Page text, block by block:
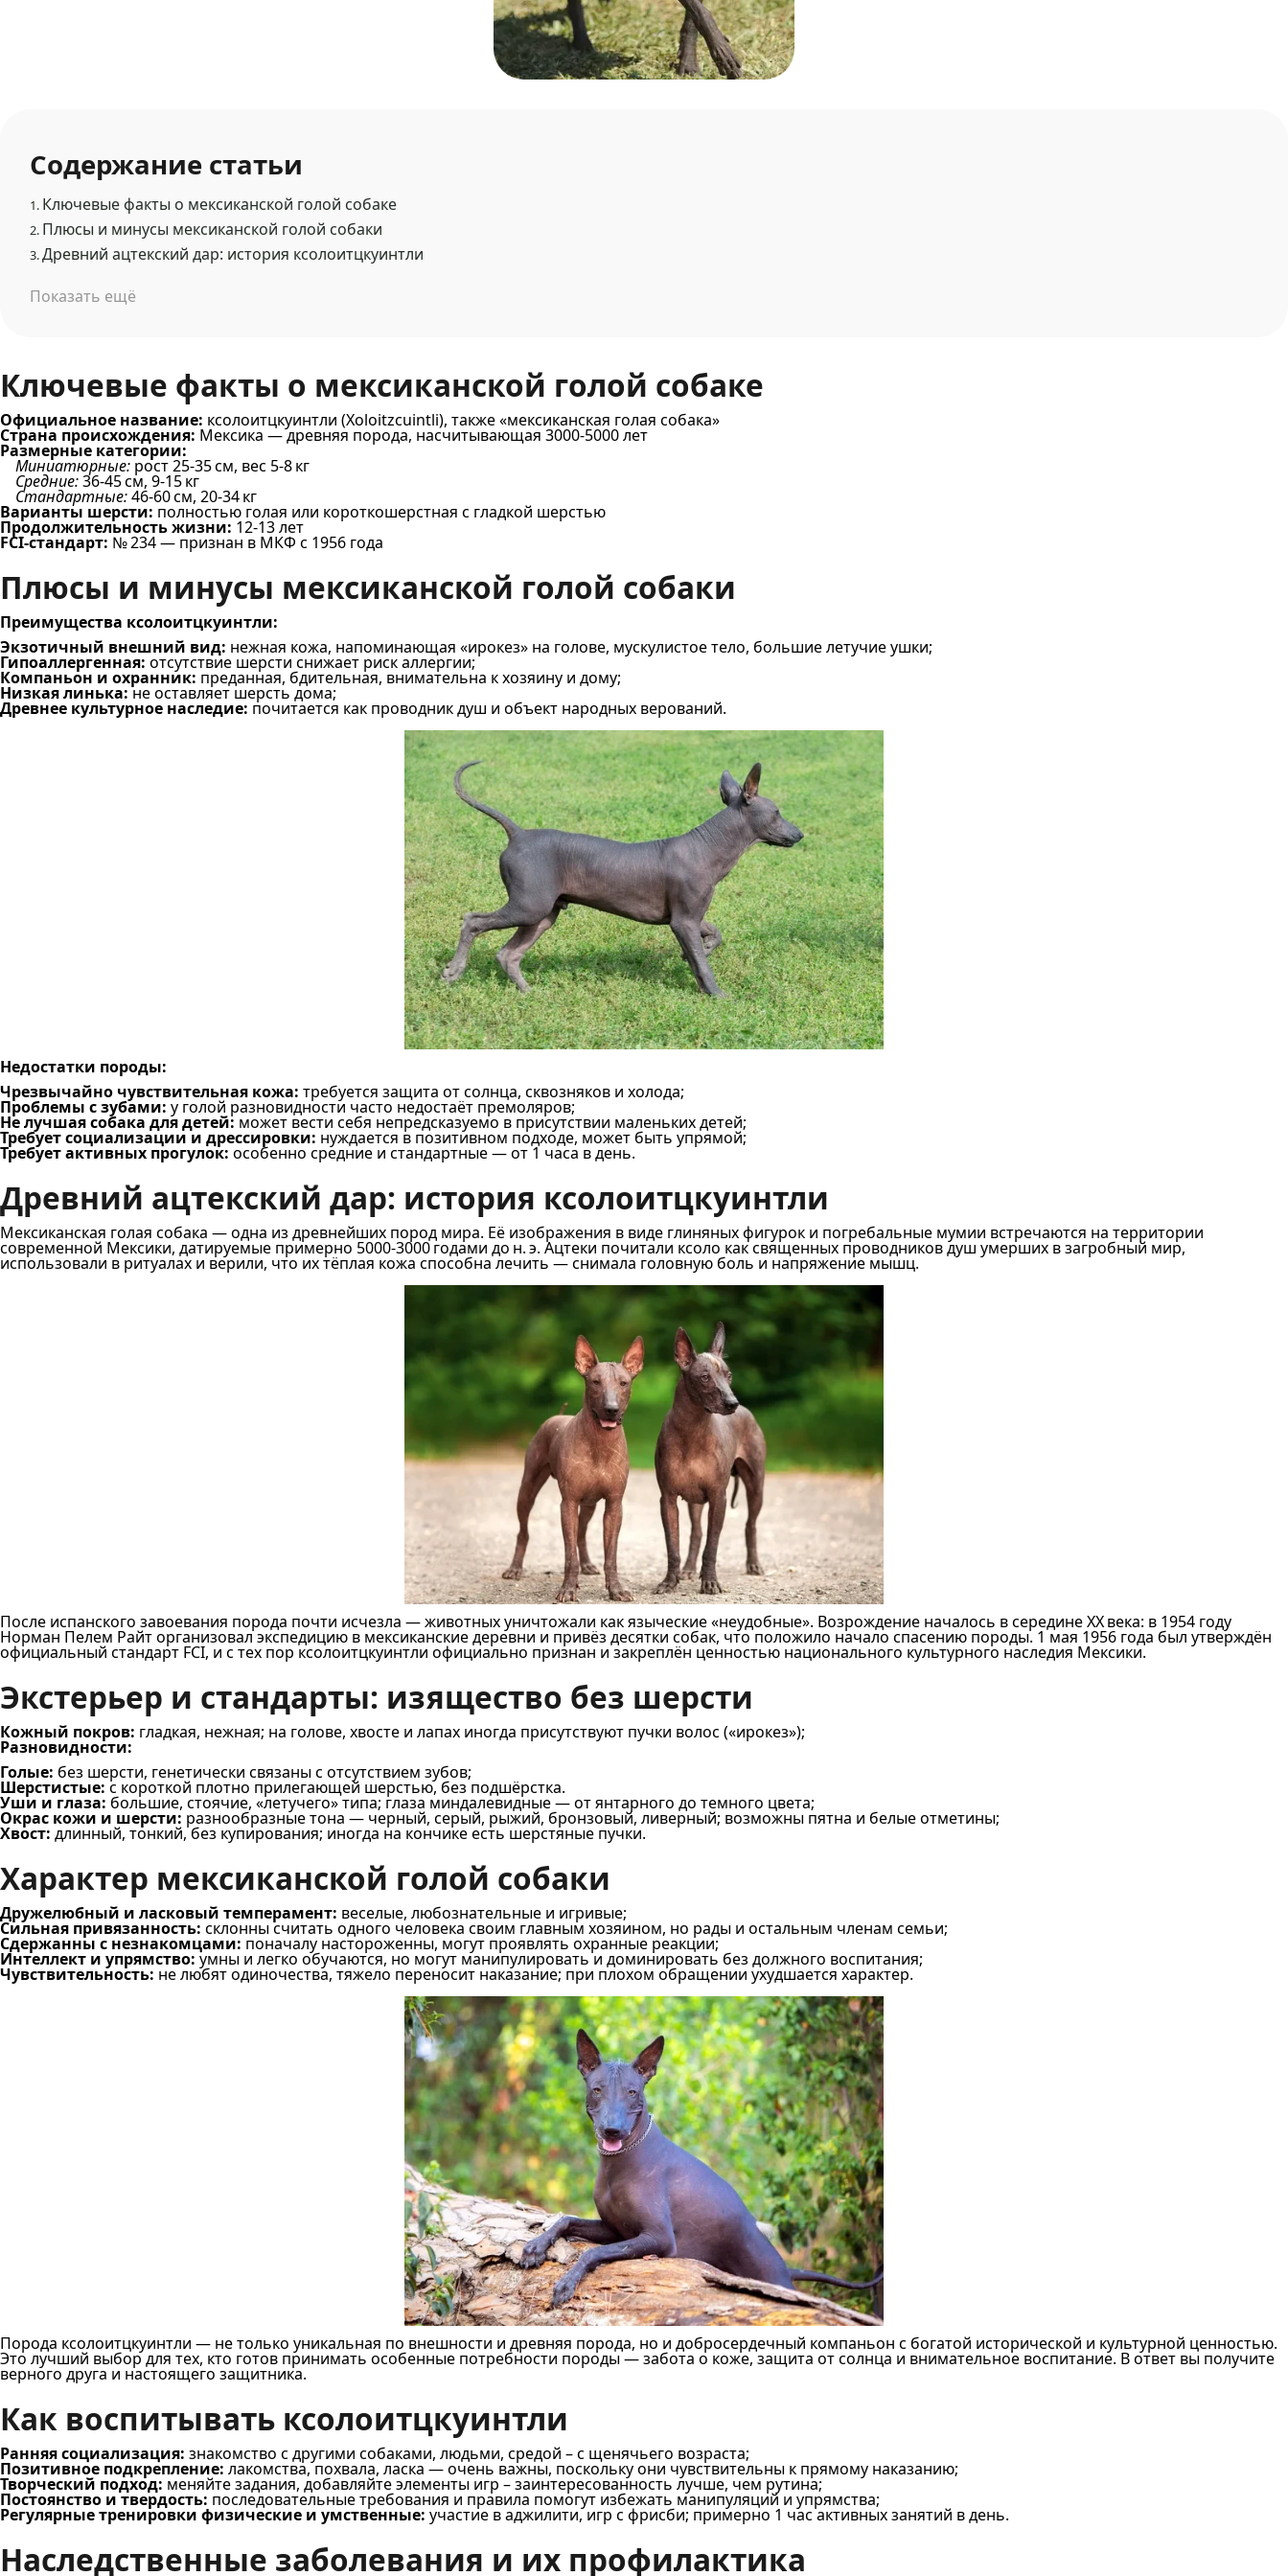
Содержание статьи
1. Ключевые факты о мексиканской голой собаке
2. Плюсы и минусы мексиканской голой собаки
3.Древний ацтекский дар: история ксолоитцкуинтли
Показать ещё
Ключевые факты о мексиканской голой собаке
Официальное название: ксолоитцкуинтли (Xoloitzcuintli), также «мексиканская голая собака»
Страна происхождения: Мексика — древняя порода, насчитывающая 3000-5000 лет
Размерные категории:
Миниатюрные: рост 25-35 см, вес 5-8 кг
Средние:36-45 см, 9-15 кг
Стандартные:46-60 см, 20-34 кг
Варианты шерсти: полностью голая или короткошерстная с гладкой шерстью
Продолжительность жизни: 12-13 лет
FCI‑стандарт: № 234 — признан в МКФ с 1956 года
Плюсы и минусы мексиканской голой собаки
Преимущества ксолоитцкуинтли:
Экзотичный внешний вид: нежная кожа, напоминающая «ирокез» на голове, мускулистое тело, большие летучие ушки;
Гипоаллергенная: отсутствие шерсти снижает риск аллергии;
Компаньон и охранник: преданная, бдительная, внимательна к хозяину и дому;
Низкая линька:не оставляет шерсть дома;
Древнее культурное наследие: почитается как проводник душ и объект народных верований.
Недостатки породы:
Чрезвычайно чувствительная кожа: требуется защита от солнца, сквозняков и холода;
Проблемы с зубами: у голой разновидности часто недостаёт премоляров;
Не лучшая собака для детей: может вести себя непредсказуемо в присутствии маленьких детей;
Требует социализации и дрессировки: нуждается в позитивном подходе, может быть упрямой;
Требует активных прогулок: особенно средние и стандартные — от 1 часа в день.
Древний ацтекский дар: история ксолоитцкуинтли
Мексиканская голая собака — одна из древнейших пород мира. Её изображения в виде глиняных фигурок и погребальные мумии встречаются на территории
современной Мексики, датируемые примерно 5000-3000 годами до н. э. Ацтеки почитали ксоло как священных проводников душ умерших в загробный мир,
использовали в ритуалах и верили, что их тёплая кожа способна лечить — снимала головную боль и напряжение мышц.
После испанского завоевания порода почти исчезла — животных уничтожали как языческие «неудобные». Возрождение началось в середине XX века: в 1954 году
Норман Пелем Райт организовал экспедицию в мексиканские деревни и привёз десятки собак, что положило начало спасению породы. 1 мая 1956 года был утверждён
официальный стандарт FCI, и с тех пор ксолоитцкуинтли официально признан и закреплён ценностью национального культурного наследия Мексики.
Экстерьер и стандарты: изящество без шерсти
Кожный покров: гладкая, нежная; на голове, хвосте и лапах иногда присутствуют пучки волос («ирокез»);
Разновидности:
Голые: без шерсти, генетически связаны с отсутствием зубов;
Шерстистые: с короткой плотно прилегающей шерстью, без подшёрстка.
Уши и глаза: большие, стоячие, «летучего» типа; глаза миндалевидные — от янтарного до темного цвета;
Окрас кожи и шерсти: разнообразные тона — черный, серый, рыжий, бронзовый, ливерный; возможны пятна и белые отметины;
Хвост: длинный, тонкий, без купирования; иногда на кончике есть шерстяные пучки.
Характер мексиканской голой собаки
Дружелюбный и ласковый темперамент: веселые, любознательные и игривые;
Сильная привязанность: склонны считать одного человека своим главным хозяином, но рады и остальным членам семьи;
Сдержанны с незнакомцами: поначалу настороженны, могут проявлять охранные реакции;
Интеллект и упрямство: умны и легко обучаются, но могут манипулировать и доминировать без должного воспитания;
Чувствительность: не любят одиночества, тяжело переносит наказание; при плохом обращении ухудшается характер.
Порода ксолоитцкуинтли — не только уникальная по внешности и древняя порода, но и добросердечный компаньон с богатой исторической и культурной ценностью.
Это лучший выбор для тех, кто готов принимать особенные потребности породы — забота о коже, защита от солнца и внимательное воспитание. В ответ вы получите
верного друга и настоящего защитника.
Как воспитывать ксолоитцкуинтли
Ранняя социализация: знакомство с другими собаками, людьми, средой – с щенячьего возраста;
Позитивное подкрепление: лакомства, похвала, ласка — очень важны, поскольку они чувствительны к прямому наказанию;
Творческий подход: меняйте задания, добавляйте элементы игр – заинтересованность лучше, чем рутина;
Постоянство и твердость: последовательные требования и правила помогут избежать манипуляций и упрямства;
Регулярные тренировки физические и умственные: участие в аджилити, игр с фрисби; примерно 1 час активных занятий в день.
Наследственные заболевания и их профилактика